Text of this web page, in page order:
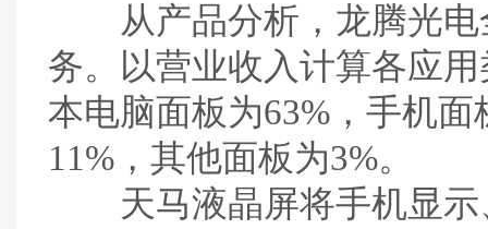
从产品分析， 龙腾光电
务。以营业收入计算各应
本电脑面板为63%，手机
11%，其他面板为3%。
天马液晶屏将手机显